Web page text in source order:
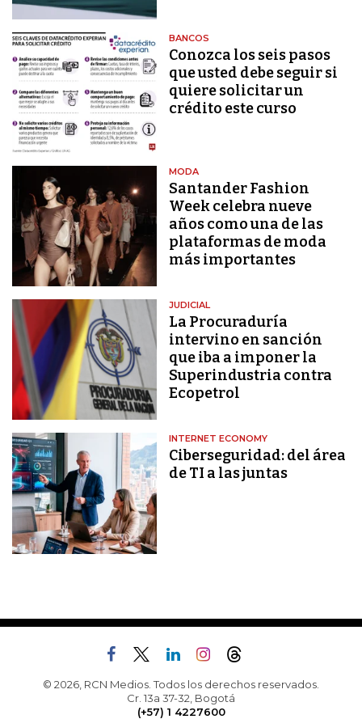
BANCOS
Conozca los seis pasos
que usted debe seguir si
quiere solicitar un
crédito este curso
MODA
Santander Fashion
Week celebra nueve
años como una de las
plataformas de moda
más importantes
JUDICIAL
La Procuraduría
intervino en sanción
que iba a imponer la
Superindustria contra
Ecopetrol
INTERNET ECONOMY
Ciberseguridad: del área
de TI a las juntas
© 2026, RCN Medios. Todos los derechos reservados.
Cr. 13a 37-32, Bogotá
(+57) 1 4227600